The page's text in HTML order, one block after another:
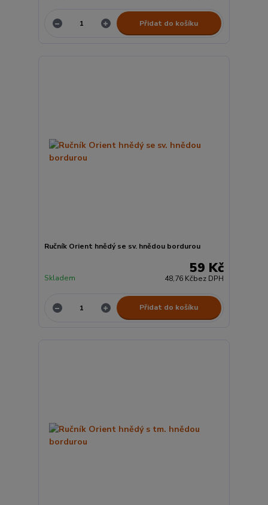
Přidat do košíku
Ručník Orient hnědý se sv. hnědou bordurou
59 Kč
48,76 Kčbez DPH
Skladem
Přidat do košíku